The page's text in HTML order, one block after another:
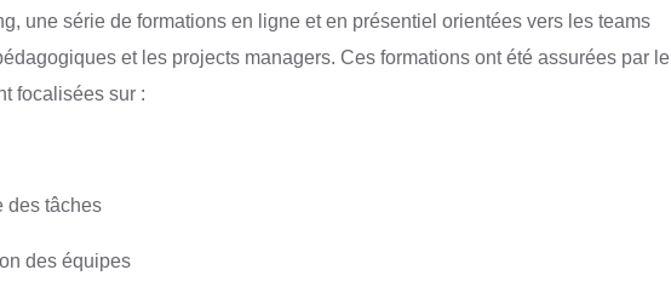
une série de formations en ligne et en présentiel orientées vers les teams
et les projects managers. Ces formations ont été assurées par le
focalisées sur :
des tâches
des équipes